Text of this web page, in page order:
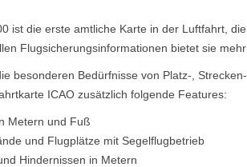
ist die erste amtliche Karte in der Luftfahrt,
Flugsicherungsinformationen bietet sie
besonderen Bedürfnisse von Platz-,
ICAO zusätzlich folgende Features:
Metern und Fuß
und Flugplätze mit Segelflugbetrieb
Hindernissen in Metern